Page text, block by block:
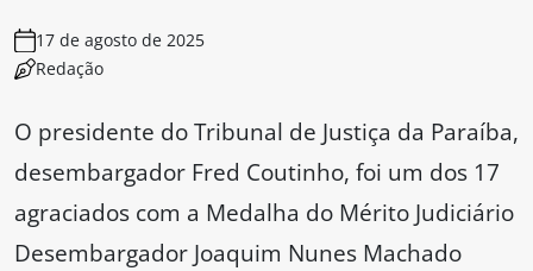
17 de agosto de 2025
Redação
O presidente do Tribunal de Justiça da Paraíba,
desembargador Fred Coutinho, foi um dos 17
agraciados com a Medalha do Mérito Judiciário
Desembargador Joaquim Nunes Machado